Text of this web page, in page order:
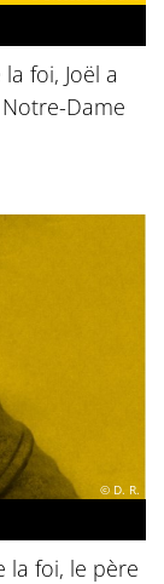
foi, Joël a
Dame
© D. R.
la foi, le père